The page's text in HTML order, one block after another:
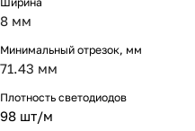
8 мм
Минимальный отрезок, мм
71.43 мм
Плотность светодиодов
98 шт/м